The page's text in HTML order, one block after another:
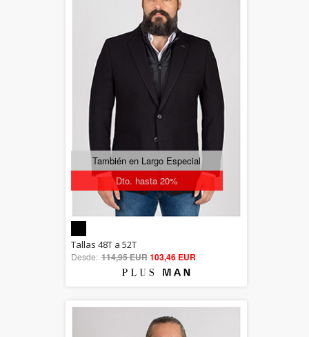
Dto. hasta 20%
También en Largo Especial
5.00
out of 5
Tallas 48T a 52T
Desde: 114,95 EUR103,46 EUR